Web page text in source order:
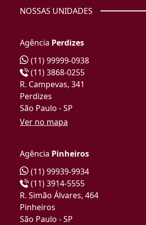
NOSSAS UNIDADES
Agência Perdizes
(11) 99999-0938
(11) 3868-0255
R. Campevas, 341
Perdizes
São Paulo - SP
Ver no mapa
Agência Pinheiros
(11) 99939-9934
(11) 3914-5555
R. Simão Álvares, 464
Pinheiros
São Paulo - SP